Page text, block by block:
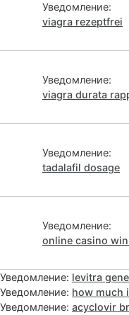
Уведомление:
viagra rezeptfrei
Уведомление:
viagra durata
Уведомление:
tadalafil dosage
Уведомление:
online casino
Уведомление: levitra
Уведомление: how much
Уведомление: acyclovir